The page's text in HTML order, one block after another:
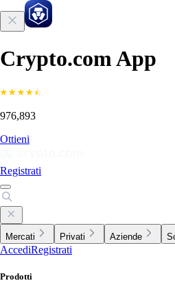
Crypto.com App
976,893
Ottieni
Registrati
Mercati Privati Aziende
AccediRegistrati
Prodotti